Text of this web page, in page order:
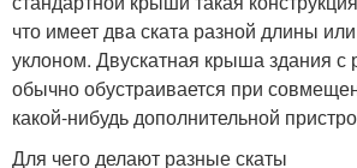
что имеет два ската разной длины
уклоном. Двускатная крыша здания с
обычно обустраивается при
какой-нибудь дополнительной
Для чего делают разные скаты